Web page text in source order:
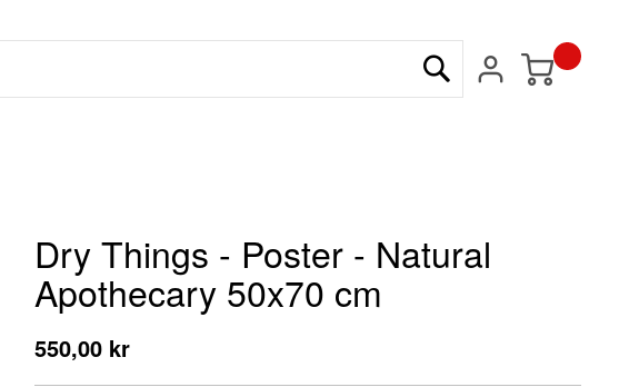
Min kundvagn
Dry Things - Poster - Natural
Apothecary 50x70 cm
550,00 kr